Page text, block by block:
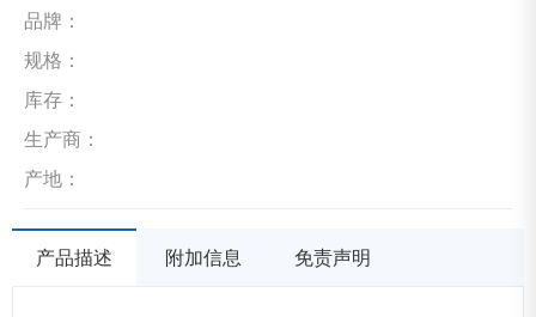
品牌：
规格：
库存：
生产商：
产地：
产品描述 附加信息 免责声明